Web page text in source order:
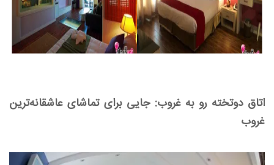
اتاق دوتخته رو به غروب: جایی برای تماشای عاشقانه‌ترین
غروب